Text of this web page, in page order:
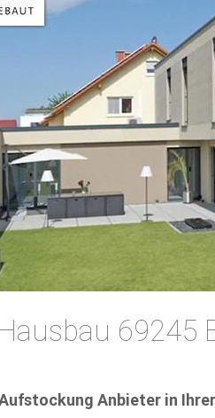
69245
Anbieter in